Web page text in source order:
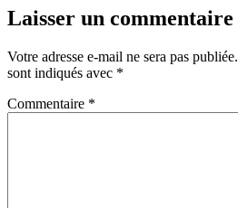
Laisser un commentaire
Votre adresse e-mail ne sera pas publiée.
sont indiqués avec *
Commentaire *